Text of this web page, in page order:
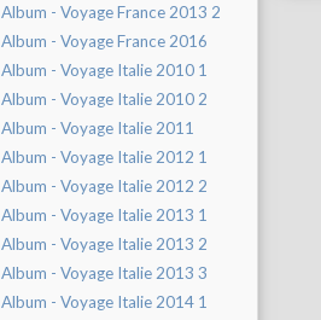
Album - Voyage France 2013 2
Album - Voyage France 2016
Album - Voyage Italie 2010 1
Album - Voyage Italie 2010 2
Album - Voyage Italie 2011
Album - Voyage Italie 2012 1
Album - Voyage Italie 2012 2
Album - Voyage Italie 2013 1
Album - Voyage Italie 2013 2
Album - Voyage Italie 2013 3
Album - Voyage Italie 2014 1